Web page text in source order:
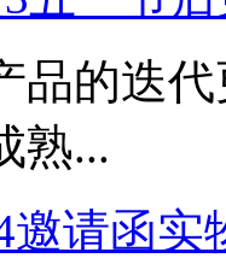
品的迭
熟...
邀请函